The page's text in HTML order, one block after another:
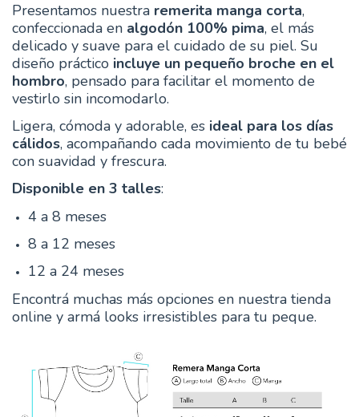
Presentamos nuestra remerita manga corta,
confeccionada en algodón 100% pima, el más
delicado y suave para el cuidado de su piel. Su
diseño práctico incluye un pequeño broche en el
hombro, pensado para facilitar el momento de
vestirlo sin incomodarlo.
Ligera, cómoda y adorable, es ideal para los días
cálidos, acompañando cada movimiento de tu bebé
con suavidad y frescura.
Disponible en 3 talles:
4 a 8 meses
8 a 12 meses
12 a 24 meses
Encontrá muchas más opciones en nuestra tienda
online y armá looks irresistibles para tu peque.